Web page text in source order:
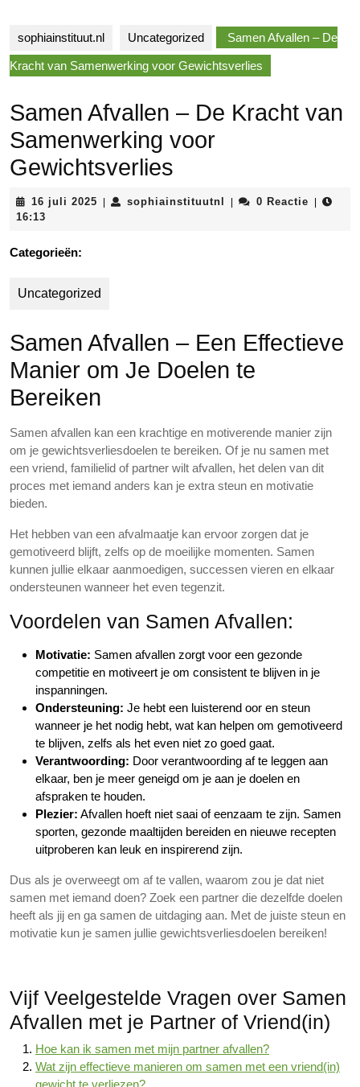
sophiainstituut.nl Uncategorized Samen Afvallen – De
Kracht van Samenwerking voor Gewichtsverlies
Samen Afvallen – De Kracht van
Samenwerking voor
Gewichtsverlies
16 juli 2025 16
sophiainstituutnl sophiainstituutnl
0 Reactie
16:13
Categorieën:
Uncategorized
Samen Afvallen – Een Effectieve
Manier om Je Doelen te
Bereiken
Samen afvallen kan een krachtige en motiverende manier zijn
om je gewichtsverliesdoelen te bereiken. Of je nu samen met
een vriend, familielid of partner wilt afvallen, het delen van dit
proces met iemand anders kan je extra steun en motivatie
bieden.
Het hebben van een afvalmaatje kan ervoor zorgen dat je
gemotiveerd blijft, zelfs op de moeilijke momenten. Samen
kunnen jullie elkaar aanmoedigen, successen vieren en elkaar
ondersteunen wanneer het even tegenzit.
Voordelen van Samen Afvallen:
Motivatie: Samen afvallen zorgt voor een gezonde
competitie en motiveert je om consistent te blijven in je
inspanningen.
Ondersteuning: Je hebt een luisterend oor en steun
wanneer je het nodig hebt, wat kan helpen om gemotiveerd
te blijven, zelfs als het even niet zo goed gaat.
Verantwoording: Door verantwoording af te leggen aan
elkaar, ben je meer geneigd om je aan je doelen en
afspraken te houden.
Plezier: Afvallen hoeft niet saai of eenzaam te zijn. Samen
sporten, gezonde maaltijden bereiden en nieuwe recepten
uitproberen kan leuk en inspirerend zijn.
Dus als je overweegt om af te vallen, waarom zou je dat niet
samen met iemand doen? Zoek een partner die dezelfde doelen
heeft als jij en ga samen de uitdaging aan. Met de juiste steun en
motivatie kun je samen jullie gewichtsverliesdoelen bereiken!
Vijf Veelgestelde Vragen over Samen
Afvallen met je Partner of Vriend(in)
Hoe kan ik samen met mijn partner afvallen?
Wat zijn effectieve manieren om samen met een vriend(in)
gewicht te verliezen?